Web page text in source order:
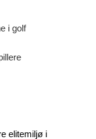
i golf
elitemiljø i